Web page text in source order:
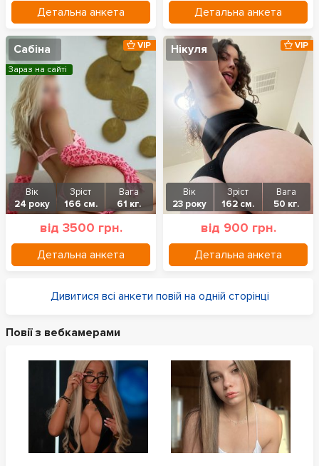
Детальна анкета Детальна анкета
Сабіна
Вік
24 року
Зріст
166 см.
Вага
61 кг.
від 3500 грн.
Детальна анкета
VIP
Зараз на сайті
Нікуля
Вік
23 року
Зріст
162 см.
Вага
50 кг.
від 900 грн.
Детальна анкета
VIP
Дивитися всі анкети повій на одній сторінці
Повії з вебкамерами